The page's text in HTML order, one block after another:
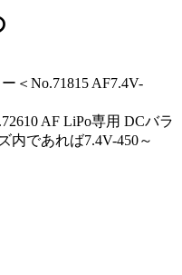
＜No.71815 AF7.4V-
AF LiPo専用 DCバラ
内であれば7.4V-450～